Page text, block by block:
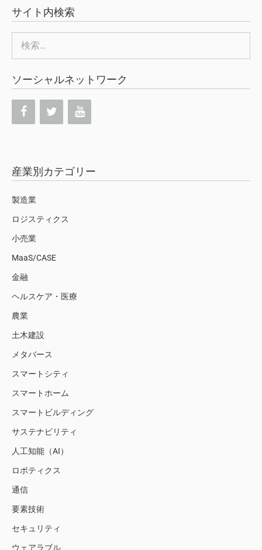
サイト内検索
ソーシャルネットワーク
産業別カテゴリー
製造業
ロジスティクス
小売業
MaaS/CASE
金融
ヘルスケア・医療
農業
土木建設
メタバース
スマートシティ
スマートホーム
スマートビルディング
サステナビリティ
人工知能（AI）
ロボティクス
通信
要素技術
セキュリティ
ウェアラブル